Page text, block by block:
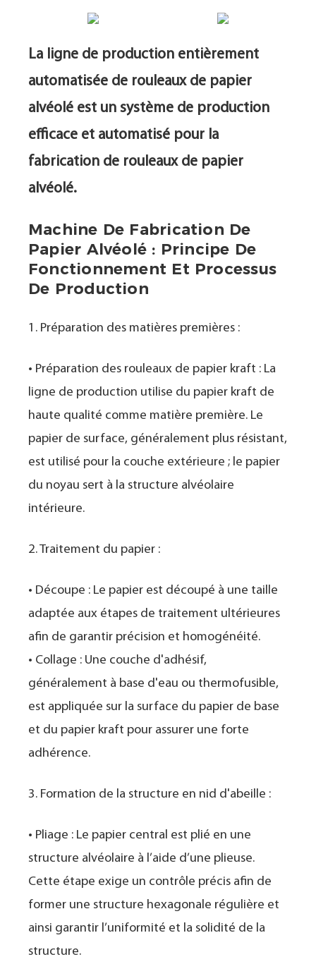
La ligne de production entièrement
automatisée de rouleaux de papier
alvéolé est un système de production
efficace et automatisé pour la
fabrication de rouleaux de papier
alvéolé.
Machine De Fabrication De
Papier Alvéolé : Principe De
Fonctionnement Et Processus
De Production
1. Préparation des matières premières :
• Préparation des rouleaux de papier kraft : La
ligne de production utilise du papier kraft de
haute qualité comme matière première. Le
papier de surface, généralement plus résistant,
est utilisé pour la couche extérieure ; le papier
du noyau sert à la structure alvéolaire
intérieure.
2. Traitement du papier :
• Découpe : Le papier est découpé à une taille
adaptée aux étapes de traitement ultérieures
afin de garantir précision et homogénéité.
• Collage : Une couche d'adhésif,
généralement à base d'eau ou thermofusible,
est appliquée sur la surface du papier de base
et du papier kraft pour assurer une forte
adhérence.
3. Formation de la structure en nid d'abeille :
• Pliage : Le papier central est plié en une
structure alvéolaire à l’aide d’une plieuse.
Cette étape exige un contrôle précis afin de
former une structure hexagonale régulière et
ainsi garantir l’uniformité et la solidité de la
structure.